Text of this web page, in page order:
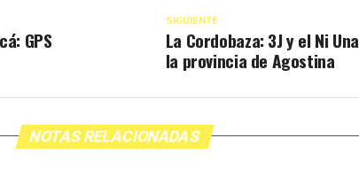
SIGUIENTE
La Cordobaza: 3J y el Ni
la provincia de Agostina
GPS
NOTAS RELACIONADAS